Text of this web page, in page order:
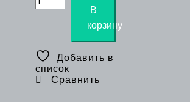
товара
инструментов
электронщика,
38
предметов
KING
TONY
В
корзину
Добавить в
список
Сравнить